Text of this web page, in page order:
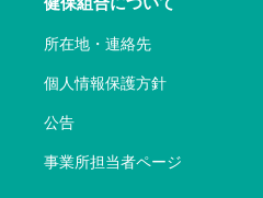
所在地・連絡先
個人情報保護方針
公告
事業所担当者ページ